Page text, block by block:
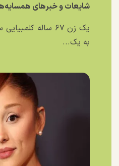
شایعات و خبر‌های
یک زن ۶۷ ساله
به یک...